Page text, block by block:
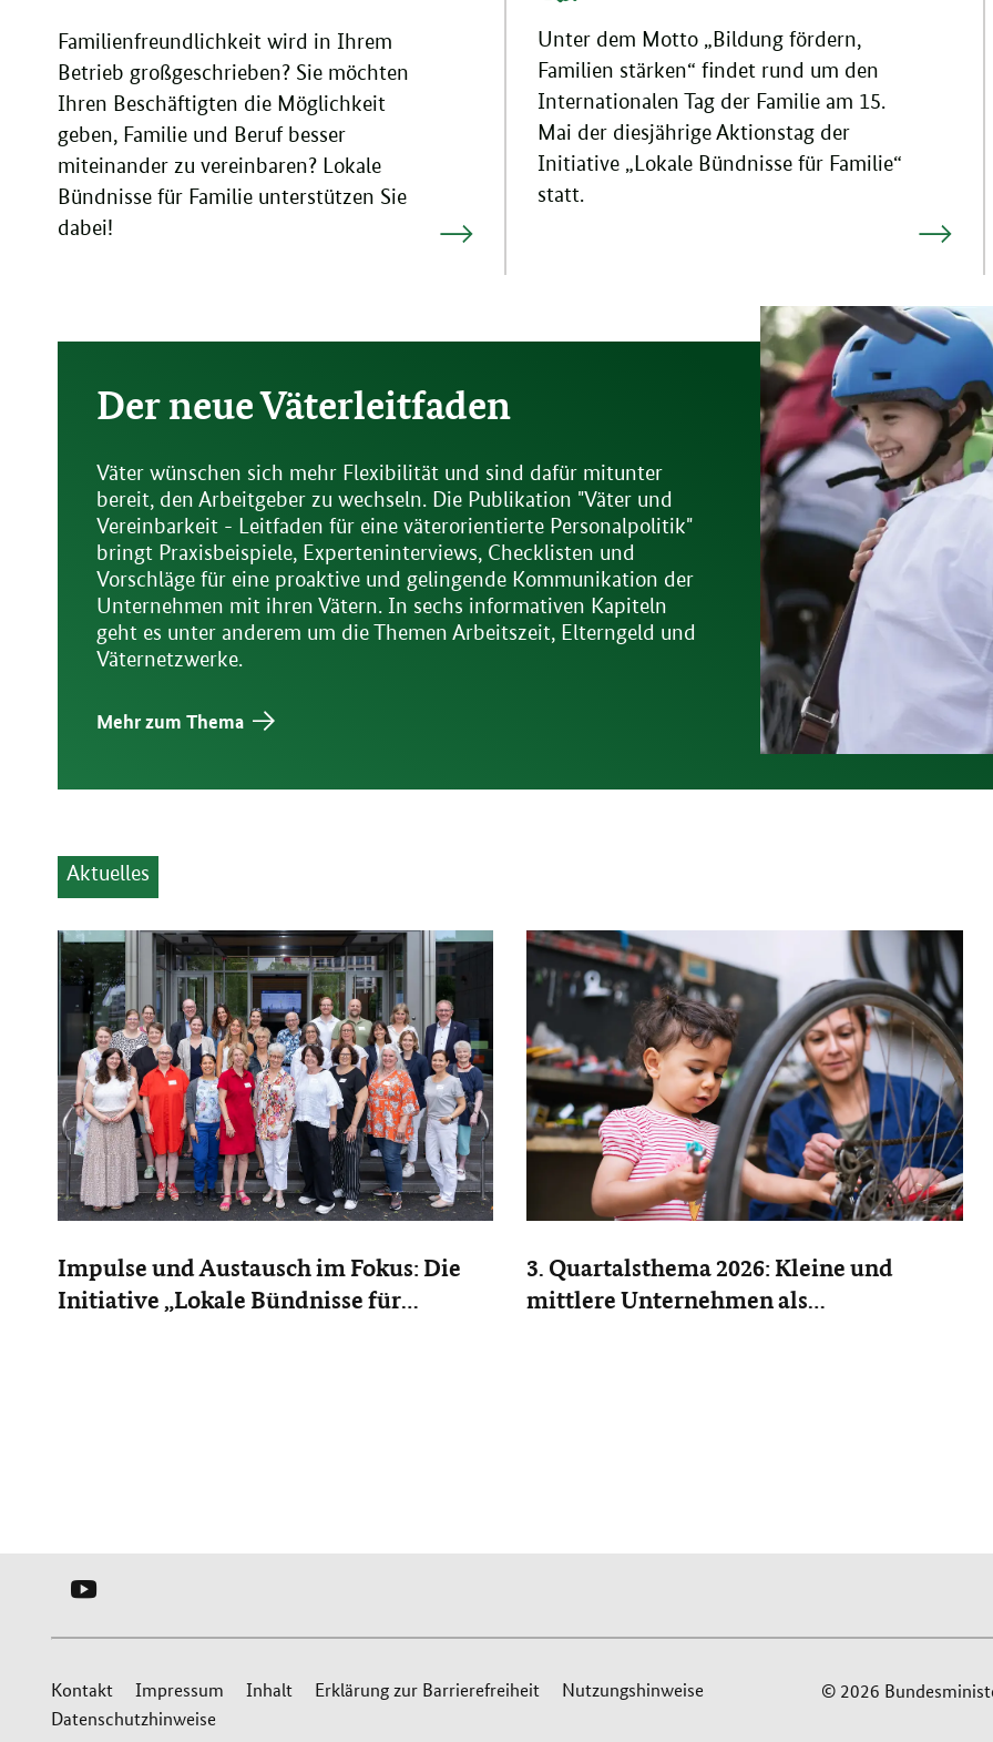
Familienfreundlichkeit wird in Ihrem
Betrieb großgeschrieben? Sie möchten
Ihren Beschäftigten die Möglichkeit
geben, Familie und Beruf besser
miteinander zu vereinbaren? Lokale
Bündnisse für Familie unterstützen Sie
dabei!
Unter dem Motto „Bildung fördern,
Familien stärken“ findet rund um den
Internationalen Tag der Familie am 15.
Mai der diesjährige Aktionstag der
Initiative „Lokale Bündnisse für Familie“
statt.
Der neue Väterleitfaden
Väter wünschen sich mehr Flexibilität und sind dafür mitunter
bereit, den Arbeitgeber zu wechseln. Die Publikation "Väter und
Vereinbarkeit - Leitfaden für eine väterorientierte Personalpolitik"
bringt Praxisbeispiele, Experteninterviews, Checklisten und
Vorschläge für eine proaktive und gelingende Kommunikation der
Unternehmen mit ihren Vätern. In sechs informativen Kapiteln
geht es unter anderem um die Themen Arbeitszeit, Elterngeld und
Väternetzwerke.
Mehr zum Thema
Aktuelles
Impulse und Austausch im Fokus: Die
Initiative „Lokale Bündnisse für
3. Quartalsthema 2026: Kleine und
mittlere Unternehmen als
YOUTUBE
LOKALE
BÜNDNISSE
© 2026
Service
Kontakt Impressum Inhalt Erklärung zur Barrierefreiheit
Nutzungshinweise
Datenschutzhinweise